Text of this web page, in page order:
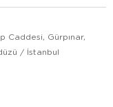
Caddesi, Gürpınar,
/ İstanbul